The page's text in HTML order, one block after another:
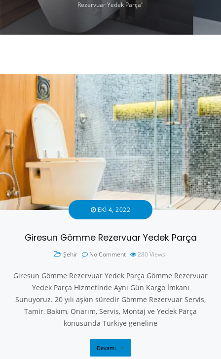
Rezervuar Yedek Parça"
EKI 4, 2022
Giresun Gömme Rezervuar Yedek Parça
Şehir No Comment 280 Views
Giresun Gömme Rezervuar Yedek Parça Gömme Rezervuar
Yedek Parça Hizmetinde Aynı Gün Kargo İmkanı
Sunuyoruz. 20 yılı aşkın süredir Gömme Rezervuar Servis,
Tamir, Bakım, Onarım, Servis, Montaj ve Yedek Parça
konusunda Türkiye geneline
Devamı